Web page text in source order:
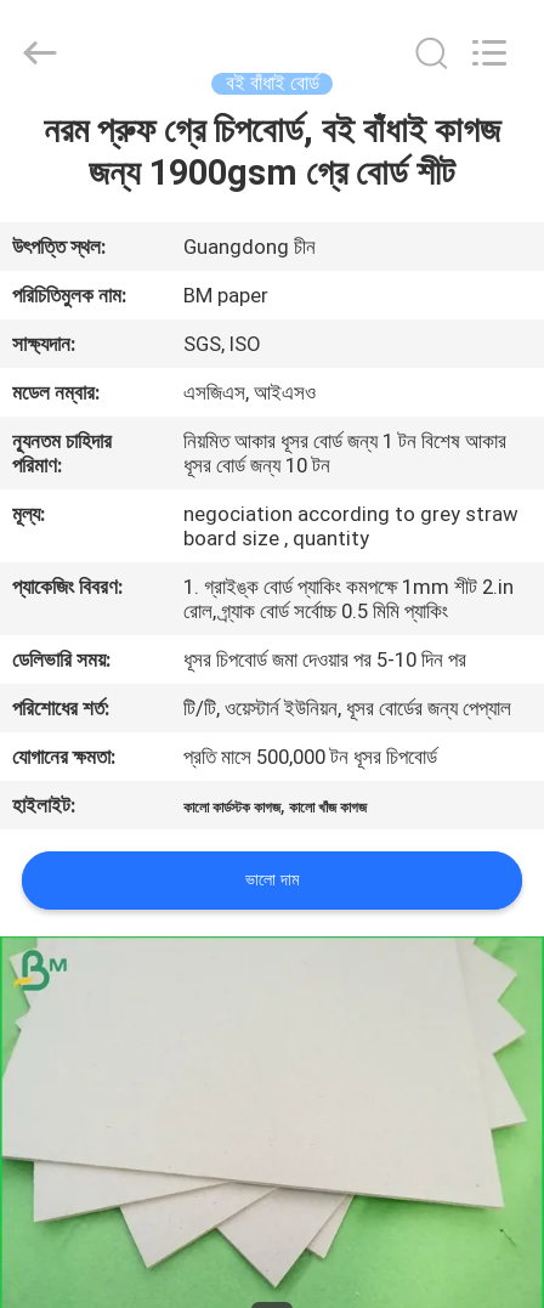
বাড়ি
আমাদের
সম্বন্ধে
কারখানা
পরিদর্শন
গুণমান
নিয়ন্ত্রণ
আমাদের
সাথে
খবর
মামলা
সাইট
ম্যাপ
CO.,LTD.
বই বাঁধাই বোর্ড
নরম প্রুফ গ্রে চিপবোর্ড, বই বাঁধাই কাগজ
জন্য 1900gsm গ্রে বোর্ড শীট
উৎপত্তি স্থল:
Guangdong চীন
পরিচিতিমুলক নাম:
BM paper
সাক্ষ্যদান:
SGS, ISO
মডেল নম্বার:
এসজিএস, আইএসও
ন্যূনতম চাহিদার
পরিমাণ:
নিয়মিত আকার ধূসর বোর্ড জন্য 1 টন বিশেষ আকার
ধূসর বোর্ড জন্য 10 টন
মূল্য:
negociation according to grey straw
board size , quantity
প্যাকেজিং বিবরণ:
1. গ্রাইঙ্ক বোর্ড প্যাকিং কমপক্ষে 1mm শীট 2.in
রোল, গ্র্যাক বোর্ড সর্বোচ্চ 0.5 মিমি প্যাকিং
ডেলিভারি সময়:
ধূসর চিপবোর্ড জমা দেওয়ার পর 5-10 দিন পর
পরিশোধের শর্ত:
টি/টি, ওয়েস্টার্ন ইউনিয়ন, ধূসর বোর্ডের জন্য পেপ্যাল
যোগানের ক্ষমতা:
প্রতি মাসে 500,000 টন ধূসর চিপবোর্ড
হাইলাইট:
কালো কার্ডস্টক কাগজ,কালো খাঁজ কাগজ
ভালো দাম